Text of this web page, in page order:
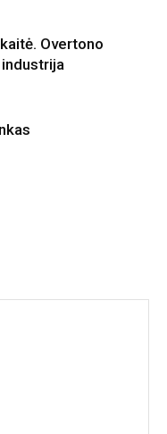
Overtono